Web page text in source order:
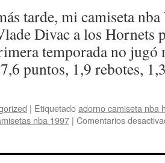
tarde, mi camiseta nba
Divac a los Hornets
temporada no jugó
puntos, 1,9 rebotes,
| Etiquetadoadorno camiseta nba
nba 1997 | Comentarios